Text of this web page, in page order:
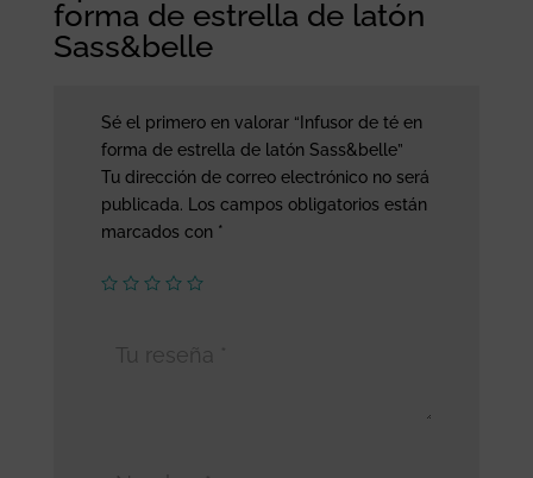
forma de estrella de latón
Sass&belle
Sé el primero en valorar “Infusor de té en
forma de estrella de latón Sass&belle”
Tu dirección de correo electrónico no será
publicada.
Los campos obligatorios están
marcados con *